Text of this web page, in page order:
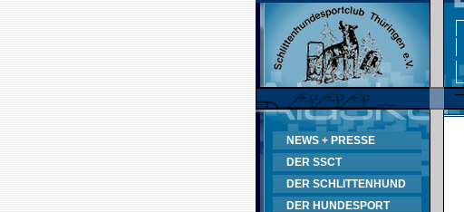
NEWS + PRESSE
DER SSCT
DER SCHLITTENHUND
DER HUNDESPORT